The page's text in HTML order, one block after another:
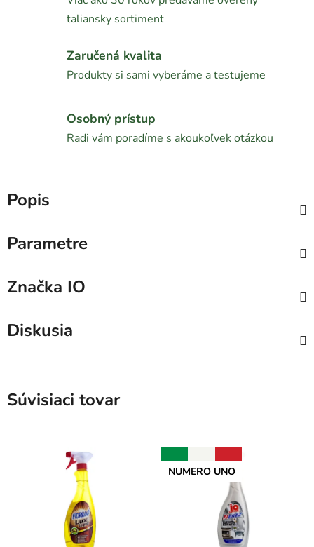
taliansky sortiment
Zaručená kvalita
Produkty si sami vyberáme a testujeme
Osobný prístup
Radi vám poradíme s akoukoľvek otázkou
Popis
Parametre
Značka IO
Diskusia
Súvisiaci tovar
NUMERO UNO